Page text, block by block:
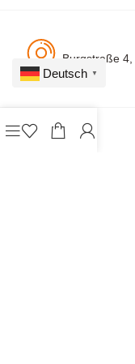
Burgstraße
Deutsch ▼